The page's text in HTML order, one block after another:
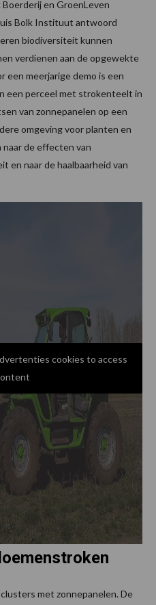
en GroenLeven
Bolk Instituut antwoord
biodiversiteit kunnen
verdienen aan de opgewekte
een meerjarige demo is een
een perceel met strokenteelt in
van zonnepanelen op een
omgeving voor planten en
de effecten van
en naar de haalbaarheid van
cookies to access
met zonnepanelen. De